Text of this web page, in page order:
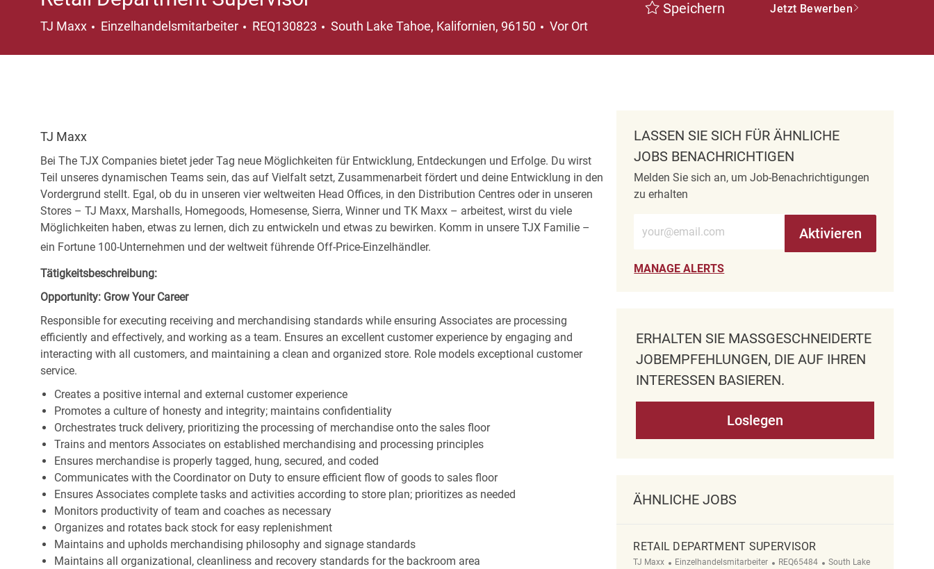
TJ Maxx Kategorie
Einzelhandelsmitarbeiter REQ130823 Ort
South Lake Tahoe, Kalifornien, 96150 Vor Ort
Speichern Jetzt Bewerben
TJ Maxx
Bei The TJX Companies bietet jeder Tag neue Möglichkeiten für Entwicklung, Entdeckungen und Erfolge. Du wirst
Teil unseres dynamischen Teams sein, das auf Vielfalt setzt, Zusammenarbeit fördert und deine Entwicklung in den
Vordergrund stellt. Egal, ob du in unseren vier weltweiten Head Offices, in den Distribution Centres oder in unseren
Stores – TJ Maxx, Marshalls, Homegoods, Homesense, Sierra, Winner und TK Maxx – arbeitest, wirst du viele
Möglichkeiten haben, etwas zu lernen, dich zu entwickeln und etwas zu bewirken. Komm in unsere TJX Familie –
ein Fortune 100-Unternehmen und der weltweit führende Off-Price-Einzelhändler.
Tätigkeitsbeschreibung:
Opportunity: Grow Your Career
Responsible for executing receiving and merchandising standards while ensuring Associates are processing
efficiently and effectively, and working as a team. Ensures an excellent customer experience by engaging and
interacting with all customers, and maintaining a clean and organized store. Role models exceptional customer
service.
Creates a positive internal and external customer experience
Promotes a culture of honesty and integrity; maintains confidentiality
Orchestrates truck delivery, prioritizing the processing of merchandise onto the sales floor
Trains and mentors Associates on established merchandising and processing principles
Ensures merchandise is properly tagged, hung, secured, and coded
Communicates with the Coordinator on Duty to ensure efficient flow of goods to sales floor
Ensures Associates complete tasks and activities according to store plan; prioritizes as needed
Monitors productivity of team and coaches as necessary
Organizes and rotates back stock for easy replenishment
Maintains and upholds merchandising philosophy and signage standards
Maintains all organizational, cleanliness and recovery standards for the backroom area
LASSEN SIE SICH FÜR ÄHNLICHE
JOBS BENACHRICHTIGEN
Melden Sie sich an, um Job-Benachrichtigungen
zu erhalten
E-Mail-Adresse eingeben (erforderlich)
Aktivieren
MANAGE ALERTS
ERHALTEN SIE MASSGESCHNEIDERTE J
OBEMPFEHLUNGEN, DIE AUF IHREN I
NTERESSEN BASIEREN.
Loslegen
ÄHNLICHE JOBS
RETAIL DEPARTMENT SUPERVISOR
TJ Maxx Kategorie
Einzelhandelsmitarbeiter ReqId
REQ65484 Ort
South Lake